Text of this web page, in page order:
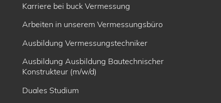
Karriere bei buck Vermessung
Arbeiten in unserem Vermessungsbüro
Ausbildung Vermessungstechniker
Ausbildung Ausbildung Bautechnischer
Konstrukteur (m/w/d)
Duales Studium